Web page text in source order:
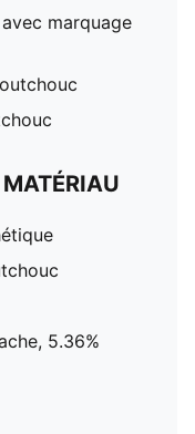
marquage
5.36%